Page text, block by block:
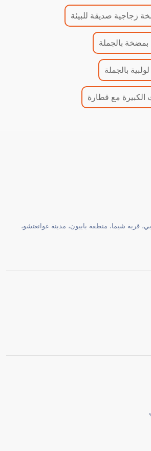
زجاجية صديقة للبيئة
بالجملة
بالجملة
الكبيرة مع قطارة
قرية شيما، منطقة باييون، مدينة غوانغتشو،